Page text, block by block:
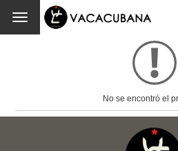
Cambio
No se encontró el